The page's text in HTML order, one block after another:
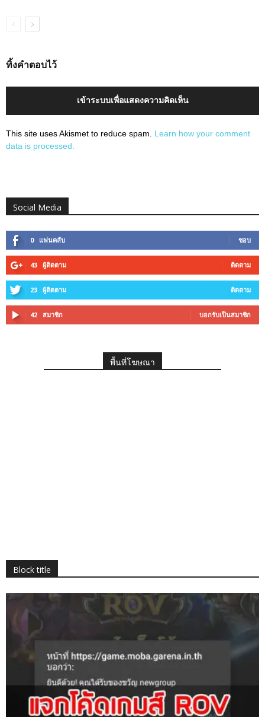
ทิ้งคำตอบไว้
เข้าระบบเพื่อแสดงความคิดเห็น
This site uses Akismet to reduce spam. Learn how your comment
data is processed.
Social Media
0 แฟนคลับ ชอบ
43 ผู้ติดตาม ติดตาม
23 ผู้ติดตาม ติดตาม
42 สมาชิก บอกรับเป็นสมาชิก
พื้นที่โฆษณา
Block title